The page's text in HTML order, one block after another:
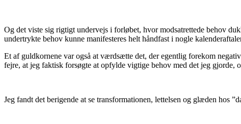
Og det viste sig rigtigt undervejs i forløbet, hvor modsatrettede behov
undertrykte behov kunne manifesteres helt håndfast i nogle
Et af guldkornene var også at værdsætte det, der egentlig forekom
fejre, at jeg faktisk forsøgte at opfylde vigtige behov med det jeg gjorde,
Jeg fandt det berigende at se transformationen, lettelsen og glæden hos